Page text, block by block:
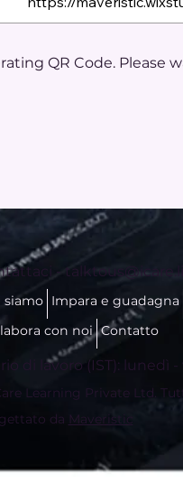
QR Code. Please
-
siamo Impara e guadagna
con noi Contatto
di lavoro (IST): lunedì -
Learning Private Ltd.
da Maveristic